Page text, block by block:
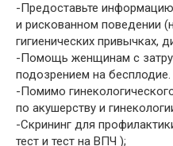
-Предоставьте
и рискованном поведении
гигиенических привычках,
-Помощь женщинам с
подозрением на бесплодие.
-Помимо
по акушерству и
-Скрининг для
тест и тест на ВПЧ );